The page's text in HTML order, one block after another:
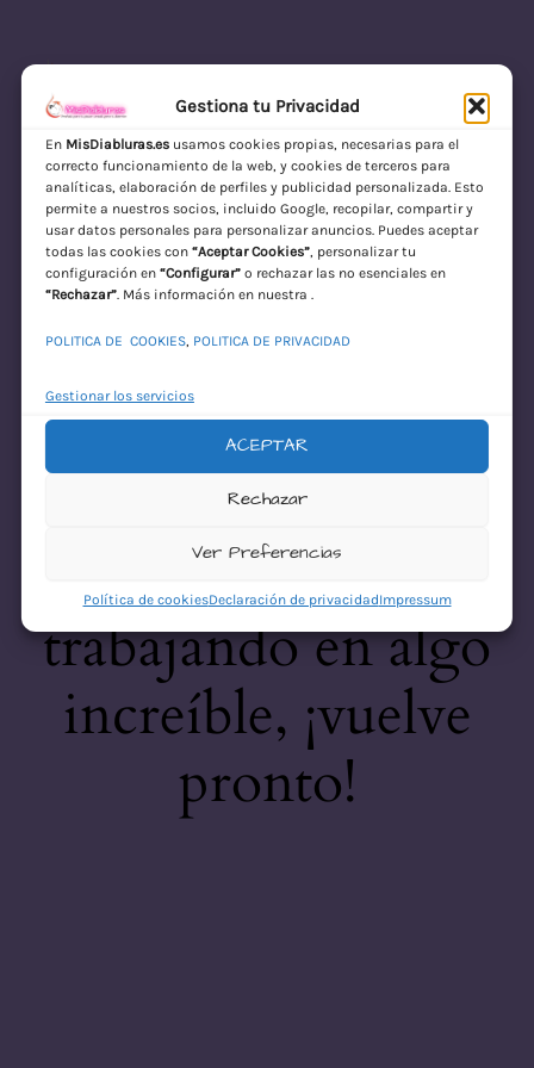
Gestiona tu Privacidad
En MisDiabluras.esusamos cookies propias, necesarias para el
correcto funcionamiento de la web, y cookies de terceros para
analíticas, elaboración de perfiles y publicidad personalizada. Esto
permite a nuestros socios, incluido Google, recopilar, compartir y
usar datos personales para personalizar anuncios. Puedes aceptar
todas las cookies con “Aceptar Cookies”, personalizar tu
configuración en “Configurar”o rechazar las no esenciales en
“Rechazar”. Más información en nuestra .
POLITICA DE COOKIES, POLITICA DE PRIVACIDAD
Gestionar los servicios
ACEPTAR
Rechazar
Ver Preferencias
Política de cookiesDeclaración de privacidadImpressum
MisDiabluras | Sexshop Online con Envío
Discreto en España
Acceder
¡Disculpa este
desastre! Estamos
trabajando en algo
increíble, ¡vuelve
pronto!